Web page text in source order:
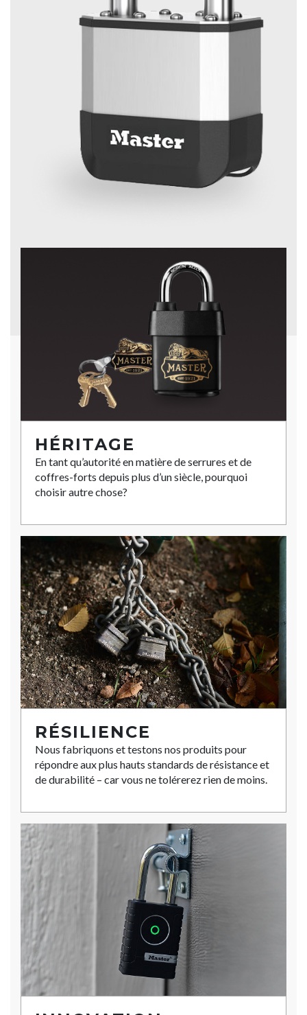
HÉRITAGE
En tant qu’autorité en matière de serrures et de
coffres-forts depuis plus d’un siècle, pourquoi
choisir autre chose?
RÉSILIENCE
Nous fabriquons et testons nos produits pour
répondre aux plus hauts standards de résistance et
de durabilité – car vous ne tolérerez rien de moins.